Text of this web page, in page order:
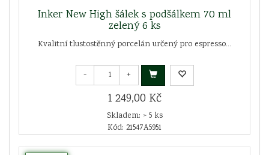
Inker New High šálek s podšálkem 70 ml
zelený 6 ks
Kvalitní tlustostěnný porcelán určený pro espresso...
- +
1 249,00 Kč
Skladem: > 5 ks
Kód: 21547A5951